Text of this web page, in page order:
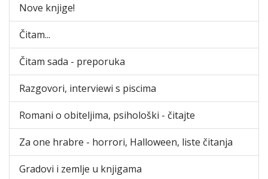
Nove knjige!
Čitam...
Čitam sada - preporuka
Razgovori, interviewi s piscima
Romani o obiteljima, psihološki - čitajte
Za one hrabre - horrori, Halloween, liste čitanja
Gradovi i zemlje u knjigama